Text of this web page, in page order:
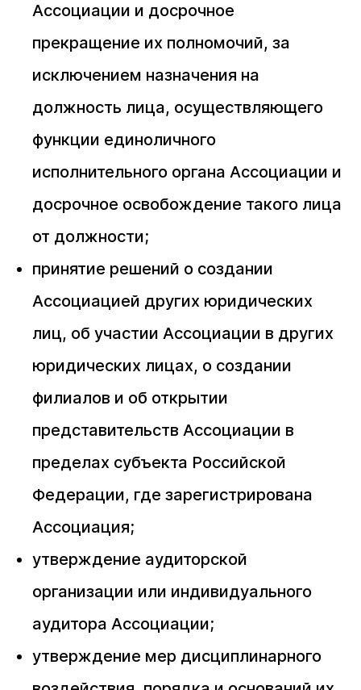
Ассоциации и досрочное
прекращение их полномочий, за
исключением назначения на
должность лица, осуществляющего
функции единоличного
исполнительного органа Ассоциации и
досрочное освобождение такого лица
от должности;
принятие решений о создании
Ассоциацией других юридических
лиц, об участии Ассоциации в других
юридических лицах, о создании
филиалов и об открытии
представительств Ассоциации в
пределах субъекта Российской
Федерации, где зарегистрирована
Ассоциация;
утверждение аудиторской
организации или индивидуального
аудитора Ассоциации;
утверждение мер дисциплинарного